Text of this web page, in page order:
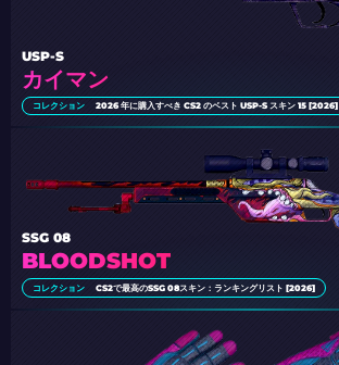
カイマン
USP-S
コレクション 2026 年に購入すべき CS2 のベスト USP-S スキン 15 [2026]
BLOODSHOT
SSG 08
コレクション CS2で最高のSSG 08スキン：ランキングリスト [2026]